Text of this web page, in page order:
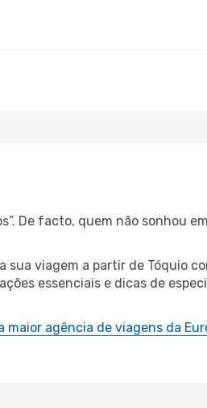
De facto, quem não sonhou
viagem a partir de Tóquio
essenciais e dicas de
maior agência de viagens da